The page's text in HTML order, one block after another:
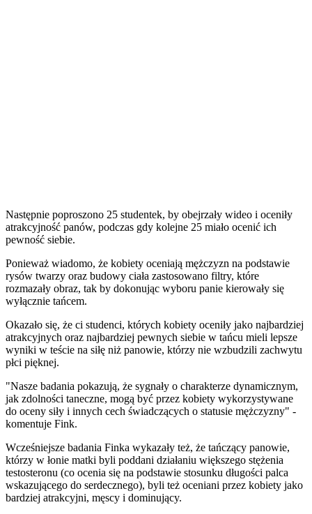
Następnie poproszono 25 studentek, by obejrzały wideo i oceniły
atrakcyjność panów, podczas gdy kolejne 25 miało ocenić ich
pewność siebie.
Ponieważ wiadomo, że kobiety oceniają mężczyzn na podstawie
rysów twarzy oraz budowy ciała zastosowano filtry, które
rozmazały obraz, tak by dokonując wyboru panie kierowały się
wyłącznie tańcem.
Okazało się, że ci studenci, których kobiety oceniły jako najbardziej
atrakcyjnych oraz najbardziej pewnych siebie w tańcu mieli lepsze
wyniki w teście na siłę niż panowie, którzy nie wzbudzili zachwytu
płci pięknej.
"Nasze badania pokazują, że sygnały o charakterze dynamicznym,
jak zdolności taneczne, mogą być przez kobiety wykorzystywane
do oceny siły i innych cech świadczących o statusie mężczyzny" -
komentuje Fink.
Wcześniejsze badania Finka wykazały też, że tańczący panowie,
którzy w łonie matki byli poddani działaniu większego stężenia
testosteronu (co ocenia się na podstawie stosunku długości palca
wskazującego do serdecznego), byli też oceniani przez kobiety jako
bardziej atrakcyjni, męscy i dominujący.